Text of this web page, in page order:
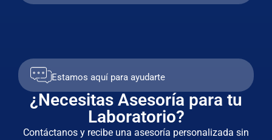
Estamos aquí para ayudarte
¿Necesitas Asesoría para tu
Laboratorio?
Contáctanos y recibe una asesoría personalizada sin